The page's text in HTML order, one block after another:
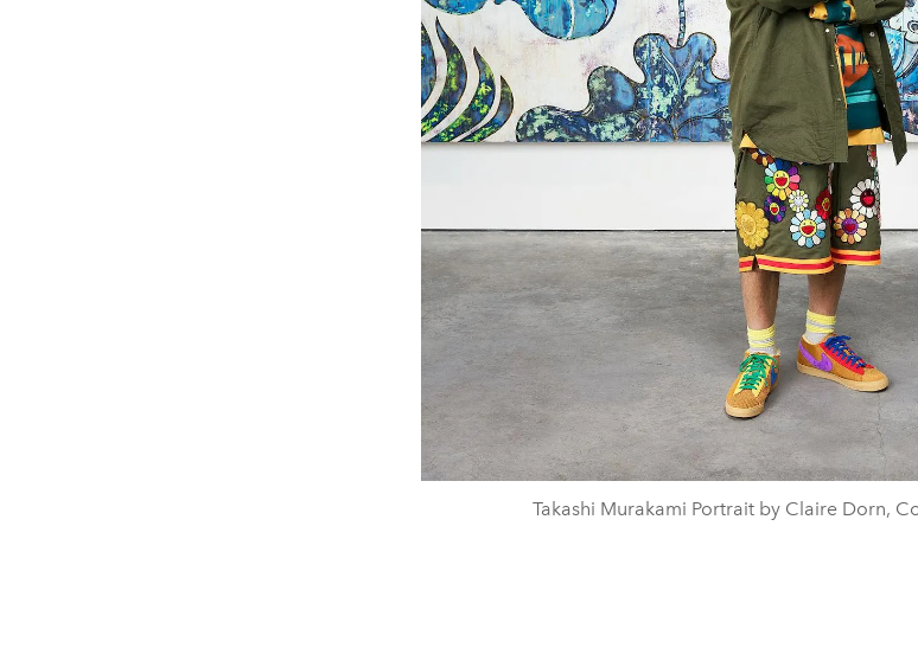
Takashi Murakami Portrait by Claire Dorn,